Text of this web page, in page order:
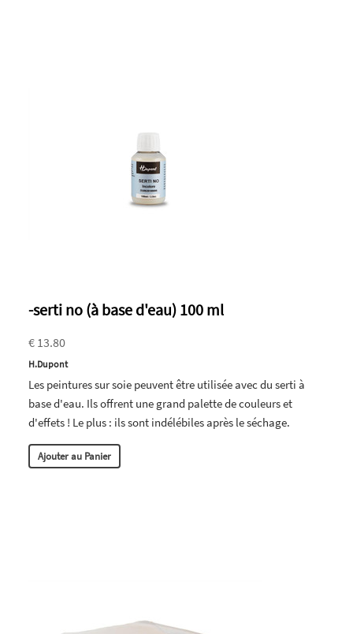
-serti no (à base d'eau) 100 ml
€ 13.80
H.Dupont
Les peintures sur soie peuvent être utilisée avec du serti à
base d'eau. Ils offrent une grand palette de couleurs et
d'effets ! Le plus : ils sont indélébiles après le séchage.
Ajouter au Panier